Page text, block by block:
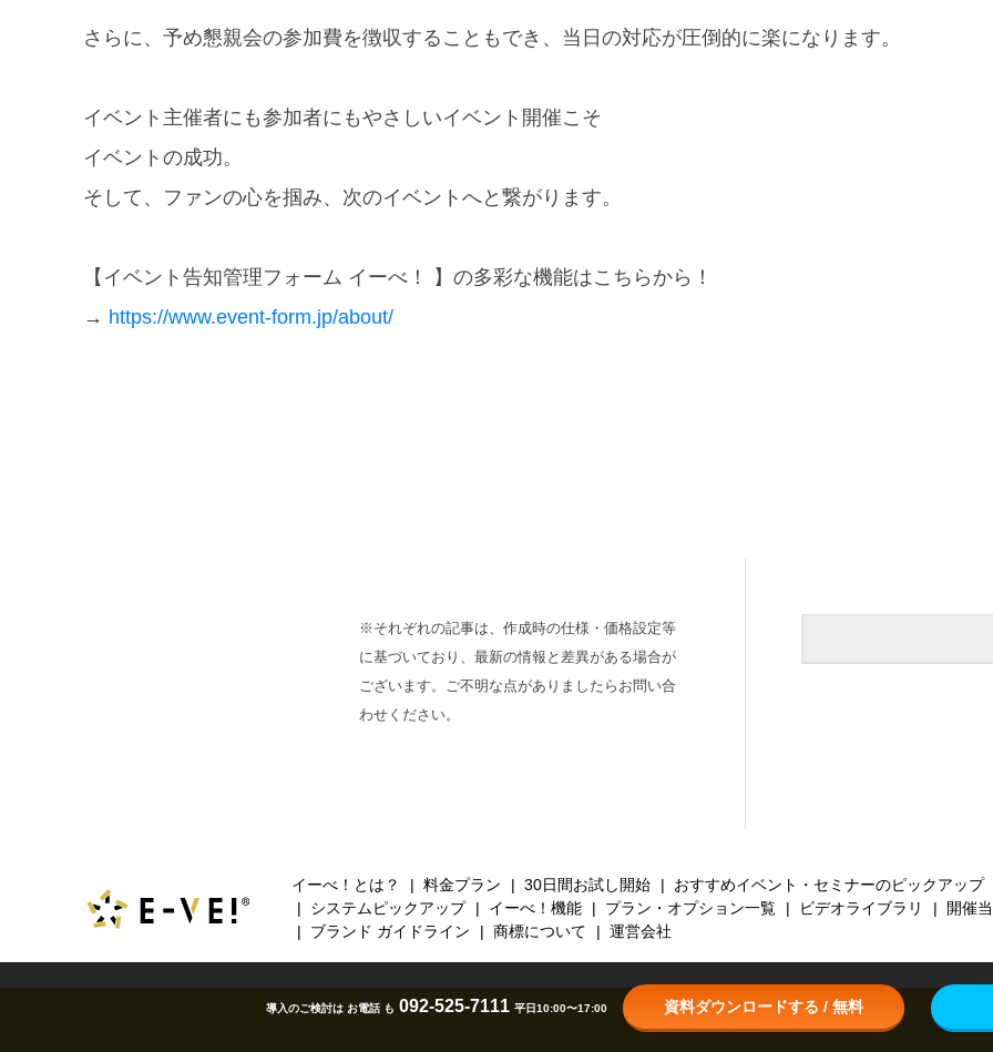
さらに、予め懇親会の参加費を徴収することもでき、当日の対応が圧倒的に楽になります。
イベント主催者にも参加者にもやさしいイベント開催こそ
イベントの成功。
そして、ファンの心を掴み、次のイベントへと繋がります。
【イベント告知管理フォーム イーべ！ 】の多彩な機能はこちらから！
→ https://www.event-form.jp/about/
※それぞれの記事は、作成時の仕様・価格設定等
に基づいており、最新の情報と差異がある場合が
ございます。ご不明な点がありましたらお問い合
わせください。
イーべ！とは？ 料金プラン 30日間お試し開始 おすすめイベント・セミナーのピックアップ
システムピックアップ
イーべ！機能 プラン・オプション一覧 ビデオライブラリ 開催
ブランド ガイドライン
商標について 運営会社
Copyright © . All Rights Reserved.
導入のご検討は お電話 も 092-525-7111 平日10:00〜17:00 資料ダウンロードする / 無料